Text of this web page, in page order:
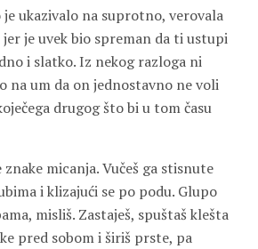
je ukazivalo na suprotno, verovala
je uvek bio spreman da ti ustupi
i slatko. Iz nekog razloga ni
na um da on jednostavno ne voli
drugog što bi u tom času
micanja. Vučeš ga stisnute
i klizajući se po podu. Glupo
misliš. Zastaješ, spuštaš klešta
pred sobom i širiš prste, pa